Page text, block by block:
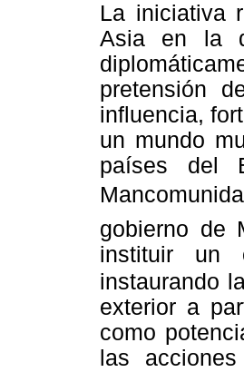
La iniciativa
Asia en la
pretensión
influencia,
un mundo
países del
gobierno de
instituir un
instaurando
exterior a
como
las